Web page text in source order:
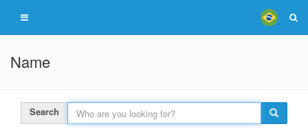
Name
Search